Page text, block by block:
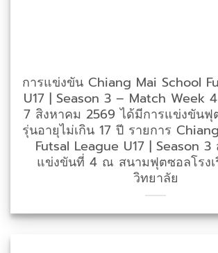
การแข่งขัน Chiang Mai School
U17 | Season 3 – Match Week
7 สิงหาคม 2569 ได้มีการแข่งขันฟุ
รุ่นอายุไม่เกิน 17 ปี รายการ
Futsal League U17 | Season
แข่งขันที่ 4 ณ สนามฟุตซอลโรงเ
วิทยาลัย